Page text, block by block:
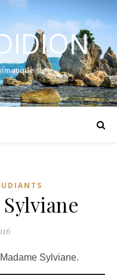
Sylviane.